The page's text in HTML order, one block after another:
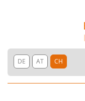
DE AT CH